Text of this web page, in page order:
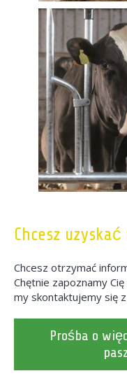
Chcesz
Chcesz otrzymać
Chętnie zapoznamy
my skontaktujemy się
Prośba o